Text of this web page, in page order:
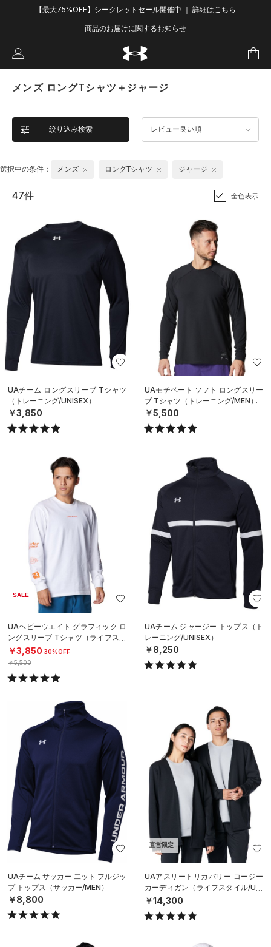
【最大75%OFF】シークレットセール開催中 ｜ 詳細はこちら
商品のお届けに関するお知らせ
メンズ ロングTシャツ＋ジャージ
絞り込み検索 レビュー良い順
選択中の条件： メンズ ロングTシャツ ジャージ
47件 全色表示
UAチーム ロングスリーブ Tシャツ
（トレーニング/UNISEX）
￥3,850
UAモチベート ソフト ロングスリー
ブ Tシャツ（トレーニング/MEN）
￥5,500
SALE
UAヘビーウエイト グラフィック ロ
ングスリーブ Tシャツ（ライフスタ
イル/MEN）
￥3,850 30%OFF
￥5,500
UAチーム ジャージー トップス（ト
レーニング/UNISEX）
￥8,250
UAチーム サッカー 二ット フルジッ
プ トップス（サッカー/MEN）
￥8,800
直営限定
UAアスリートリカバリー コージー
カーディガン（ライフスタイル/UNI
SEX）
￥14,300